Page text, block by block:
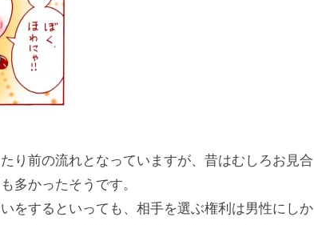
り前の流れとなっていますが、昔はむしろお見合
多かったそうです。
をするといっても、相手を選ぶ権利は男性にしか